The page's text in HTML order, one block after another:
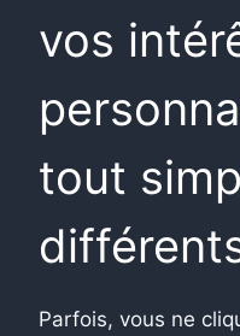
vos
tout
Parfois, vous ne